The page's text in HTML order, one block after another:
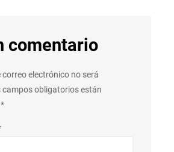
comentario
correo electrónico no será
campos obligatorios están
*